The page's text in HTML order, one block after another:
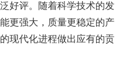
好评。随着科学技术的发
更强大，质量更稳定的产
现代化进程做出应有的贡